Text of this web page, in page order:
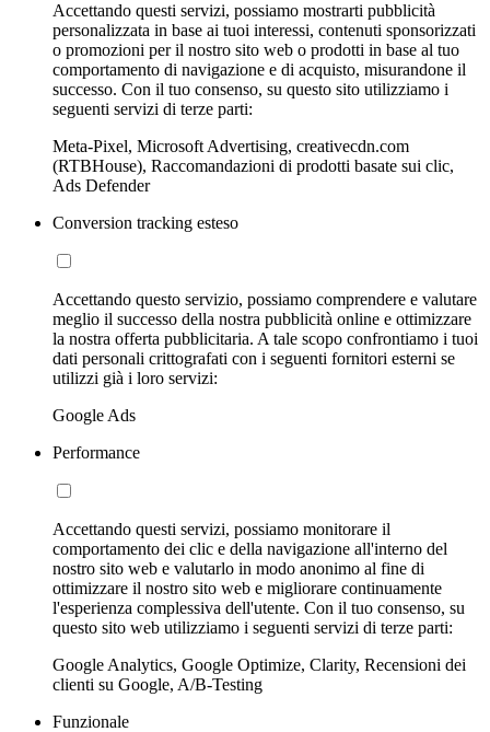
Accettando questi servizi, possiamo mostrarti pubblicità
personalizzata in base ai tuoi interessi, contenuti sponsorizzati
o promozioni per il nostro sito web o prodotti in base al tuo
comportamento di navigazione e di acquisto, misurandone il
successo. Con il tuo consenso, su questo sito utilizziamo i
seguenti servizi di terze parti:
Meta-Pixel, Microsoft Advertising, creativecdn.com
(RTBHouse), Raccomandazioni di prodotti basate sui clic,
Ads Defender
Conversion tracking esteso
Accettando questo servizio, possiamo comprendere e valutare
meglio il successo della nostra pubblicità online e ottimizzare
la nostra offerta pubblicitaria. A tale scopo confrontiamo i tuoi
dati personali crittografati con i seguenti fornitori esterni se
utilizzi già i loro servizi:
Google Ads
Performance
Accettando questi servizi, possiamo monitorare il
comportamento dei clic e della navigazione all'interno del
nostro sito web e valutarlo in modo anonimo al fine di
ottimizzare il nostro sito web e migliorare continuamente
l'esperienza complessiva dell'utente. Con il tuo consenso, su
questo sito web utilizziamo i seguenti servizi di terze parti:
Google Analytics, Google Optimize, Clarity, Recensioni dei
clienti su Google, A/B-Testing
Funzionale